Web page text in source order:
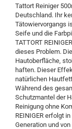
Tattort Reiniger
Deutschland. Ihr
Tätowiervorgangs
Seife und die
TATTORT
dieses Problem.
Hautoberfläche,
haften. Dieser
natürlichen
Während des
Schutzmantel der
Reinigung ohne
REINIGER erfolgt
Generation und